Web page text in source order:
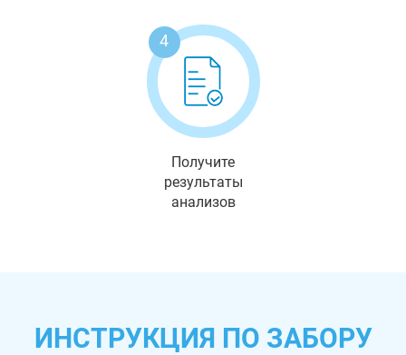
4
Получите
результаты
анализов
ИНСТРУКЦИЯ ПО ЗАБОРУ